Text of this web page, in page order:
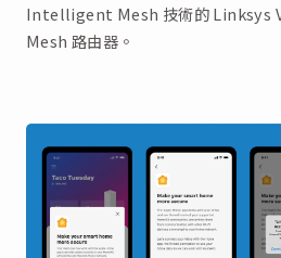
Intelligent Mesh 技術的 Linksys
Mesh 路由器。